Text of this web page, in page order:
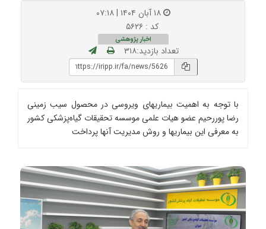
۱۸ آبان ۱۴۰۴ | ۰۷:۱۸
کد : ۵۶۲۶
اخبار پژوهشی
تعداد بازدید:۳۱۸
با توجه به اهمیت بیماریهای ویروسی در محصول سیب زمینی
رضا پوررحیم عضو هیات علمی موسسه تحقیقات گیاه‌پزشکی کشور
به معرفی این بیماریها و روش مدیریت آنها پرداخت